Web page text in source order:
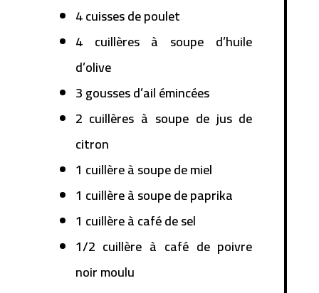
4 cuisses de poulet
4 cuillères à soupe d’huile
d’olive
3 gousses d’ail émincées
2 cuillères à soupe de jus de
citron
1 cuillère à soupe de miel
1 cuillère à soupe de paprika
1 cuillère à café de sel
1/2 cuillère à café de poivre
noir moulu